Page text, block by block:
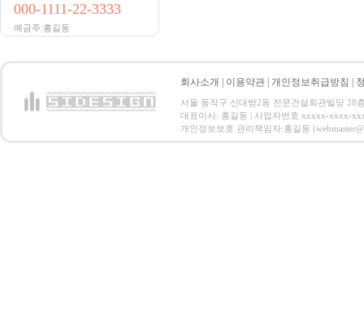
000-1111-22-3333
예금주:홍길동
회사소개 이용약관 개인정보취급방침
서울 동작구 신대방2동 전문건설회관빌딩 28
대표이사: 홍길동 | 사업자번호 xxxxx-xxxx-
개인정보보호 관리책임자:홍길동